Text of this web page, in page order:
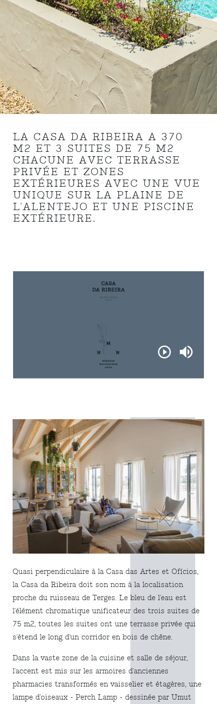
LA CASA DA RIBEIRA A 370
M2 ET 3 SUITES DE 75 M2
CHACUNE AVEC TERRASSE
PRIVÉE ET ZONES
EXTÉRIEURES AVEC UNE VUE
UNIQUE SUR LA PLAINE DE
L'ALENTEJO ET UNE PISCINE
EXTÉRIEURE.
Quasi perpendiculaire à la Casa das Artes et Ofícios,
la Casa da Ribeira doit son nom à la localisation
proche du ruisseau de Terges. Le bleu de l'eau est
l'élément chromatique unificateur des trois suites de
75 m2, toutes les suites ont une terrasse privée qui
s'étend le long d'un corridor en bois de chêne.
Dans la vaste zone de la cuisine et salle de séjour,
l'accent est mis sur les armoires d'anciennes
pharmacies transformés en vaisselier et étagères, une
lampe d'oiseaux - Perch Lamp - dessinée par Umut